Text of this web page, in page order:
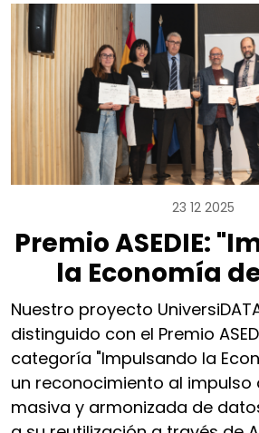
23 12 2025
Premio ASEDIE:
la Economía
Nuestro proyecto
distinguido con el Premio
categoría "Impulsando la
un reconocimiento al impulso
masiva y armonizada de